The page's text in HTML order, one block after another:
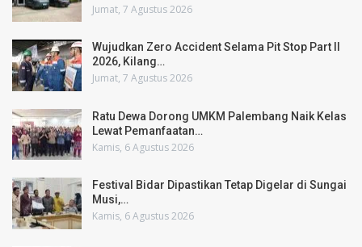
Jumat, 7 Agustus 2026
Wujudkan Zero Accident Selama Pit Stop Part II
2026, Kilang…
Jumat, 7 Agustus 2026
Ratu Dewa Dorong UMKM Palembang Naik Kelas
Lewat Pemanfaatan…
Kamis, 6 Agustus 2026
Festival Bidar Dipastikan Tetap Digelar di Sungai
Musi,…
Kamis, 6 Agustus 2026